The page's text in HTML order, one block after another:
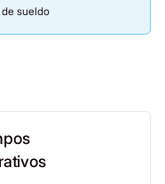
sueldo